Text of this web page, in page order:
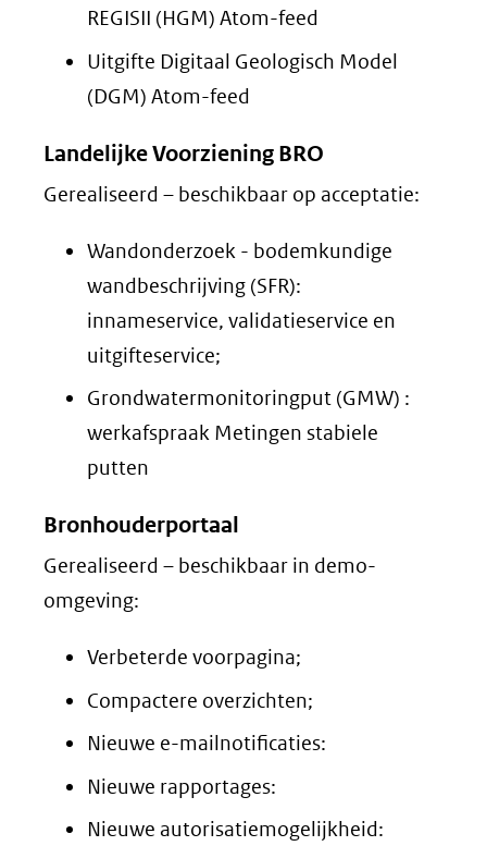
REGISII (HGM) Atom-feed
Uitgifte Digitaal Geologisch Model
(DGM) Atom-feed
Landelijke Voorziening BRO
Gerealiseerd – beschikbaar op acceptatie:
Wandonderzoek - bodemkundige
wandbeschrijving (SFR):
innameservice, validatieservice en
uitgifteservice;
Grondwatermonitoringput (GMW) :
werkafspraak Metingen stabiele
putten
Bronhouderportaal
Gerealiseerd – beschikbaar in demo-
omgeving:
Verbeterde voorpagina;
Compactere overzichten;
Nieuwe e-mailnotificaties:
Nieuwe rapportages:
Nieuwe autorisatiemogelijkheid: